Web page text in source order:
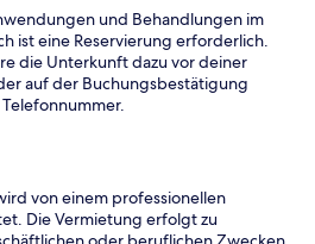
und Behandlungen im
ist eine Reservierung erforderlich.
die Unterkunft dazu vor deiner
auf der Buchungsbestätigung
von einem professionellen
Die Vermietung erfolgt zu